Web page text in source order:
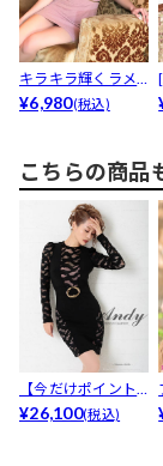
キラキラ輝くラメ×
シアーホルター♪
¥6,980(税込)
こちらの商品
【今だけポイント0
倍】[Andy]シア...
¥26,100(税込)